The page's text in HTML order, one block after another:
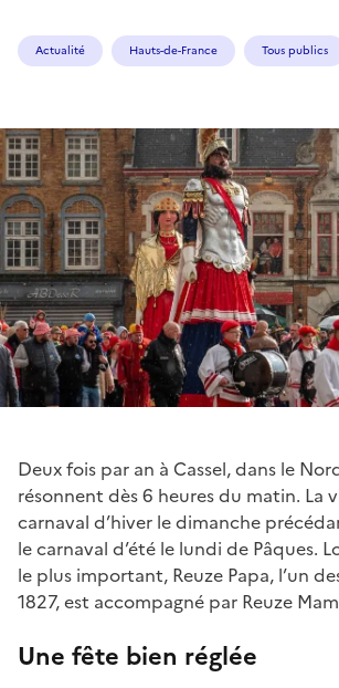
Actualité Hauts-de-France Tous publics
Deux fois par an à Cassel, dans le
résonnent dès 6 heures du matin. La
carnaval d’hiver le dimanche
le carnaval d’été le lundi de Pâques.
le plus important, Reuze Papa, l’un
1827, est accompagné par Reuze
Une fête bien réglée